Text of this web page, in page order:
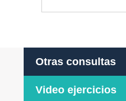
Otras consultas
Video ejercicios